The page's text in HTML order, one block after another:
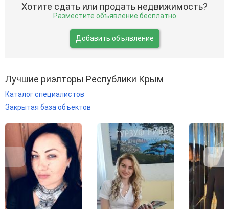
Хотите сдать или продать недвижимость?
Разместите объявление бесплатно
Добавить объявление
Лучшие риэлторы Республики Крым
Каталог специалистов
Закрытая база объектов